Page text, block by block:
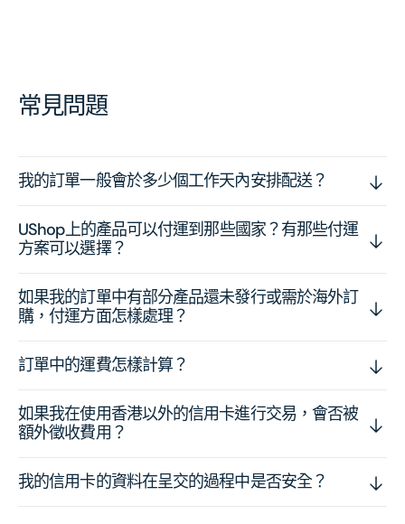
常見問題
我的訂單一般會於多少個工作天內安排配送？
UShop上的產品可以付運到那些國家？有那些付運
方案可以選擇？
如果我的訂單中有部分產品還未發行或需於海外訂
購，付運方面怎樣處理？
訂單中的運費怎樣計算？
如果我在使用香港以外的信用卡進行交易，會否被
額外徵收費用？
我的信用卡的資料在呈交的過程中是否安全？